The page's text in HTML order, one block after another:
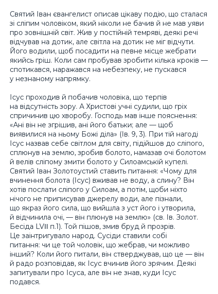
Святий Іван євангелист описав цікаву подію, що сталася
зі сліпим чоловіком, який ніколи не бачив й не мав уяви
про зовнішній світ. Жив у постійній темряві, деякі речі
відчував на дотик, але світла на дотик не міг відчути.
Його водили, щоб посадити на певне місце жебрати
якийсь гріш. Коли сам пробував зробити кілька кроків —
спотикався, наражався на небезпеку, не пускався
у незнаному напрямку.
Ісус проходив й побачив чоловіка, що терпів
на відсутність зору. А Христові учні судили, що гріх
спричинив цю хворобу. Господь мав інше пояснення:
«Ані він не згрішив, ані його батьки; але — щоб
виявилися на ньому Божі діла» (Ів. 9, 3). При тій нагоді
Ісус назвав себе світлом для світу, підійшов до сліпого,
сплюнув на землю, зробив болото, намазав очі болотом
й велів сліпому змити болото у Силоамській купелі.
Святий Іван Золотоустий ставить питання: «Чому для
вчинення болота (Ісус) вживав не воду, а слину? Він
хотів послати сліпого у Силоам, а потім, щоби ніхто
нічого не приписував джерелу води, але пізнали,
що якраз його сила, що вийшла з уст його і утворила,
й відчинила очі, — він плюнув на землю» (св. Ів. Золот.
Бесіда LVΙΙ п.1). Той пішов, змив бруд й прозрів.
Це заінтригувало народ. Сусіди ставили собі
питання: чи це той чоловік, що жебрав, чи можливо
інший? Коли його питали, він стверджував, що це — він
й радо розповідав, як Ісус вчинив його зрячим. Деякі
запитували про Ісуса, але він не знав, куди Ісус
подався.